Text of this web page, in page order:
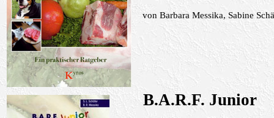
von Barbara Messika, Sabine
B.A.R.F. Junior